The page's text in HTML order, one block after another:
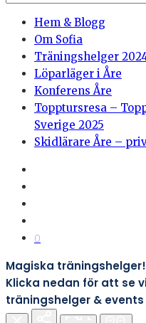
Hem & Blogg
Om Sofia
Träningshelger
Löparläger i Åre
Konferens Åre
Topptursresa –
Sverige 2025
Skidlärare Åre –
0
Magiska träningshelger!
Klicka nedan för att se
träningshelger &